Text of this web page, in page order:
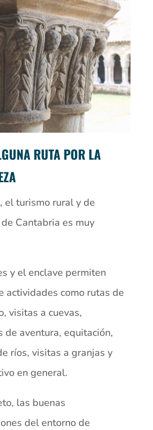
RUTA POR LA
el turismo rural y de
Cantabria es muy
y el enclave permiten
actividades como rutas de
visitas a cuevas,
de aventura, equitación,
ríos, visitas a granjas y
en general.
las buenas
del entorno de